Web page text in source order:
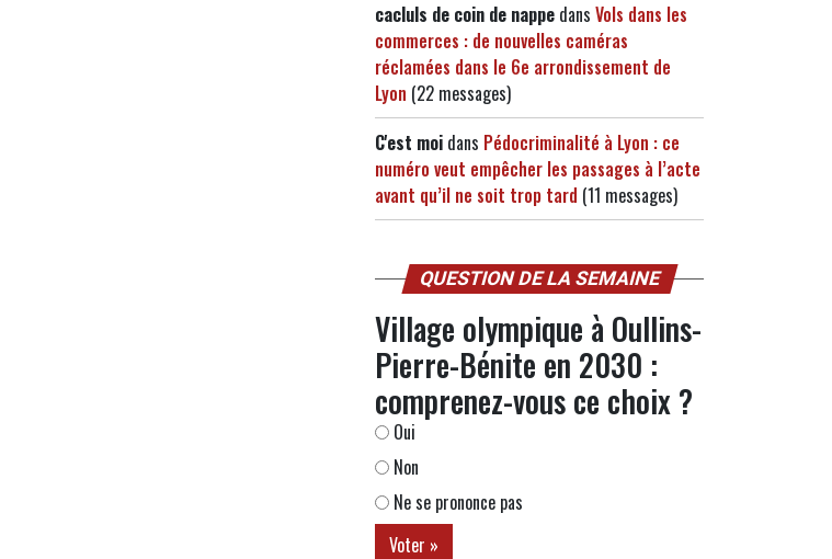
cacluls de coin de nappe dans Vols dans les
commerces : de nouvelles caméras
réclamées dans le 6e arrondissement de
Lyon (22 messages)
C'est moi dans Pédocriminalité à Lyon : ce
numéro veut empêcher les passages à l’acte
avant qu’il ne soit trop tard (11 messages)
QUESTION DE LA SEMAINE
Village olympique à Oullins-
Pierre-Bénite en 2030 :
comprenez-vous ce choix ?
Oui
Non
Ne se prononce pas